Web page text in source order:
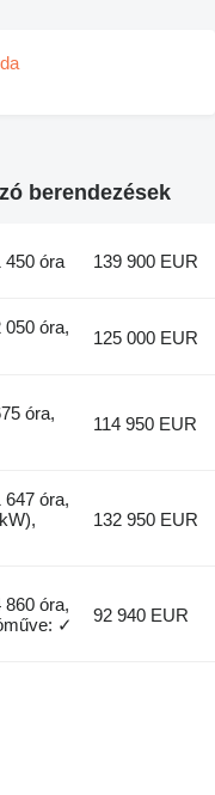
berendezések
450 óra 139 900 EUR
050 óra,
125 000 EUR
óra,
114 950 EUR
647 óra,
132 950 EUR
860 óra,
✓
92 940 EUR